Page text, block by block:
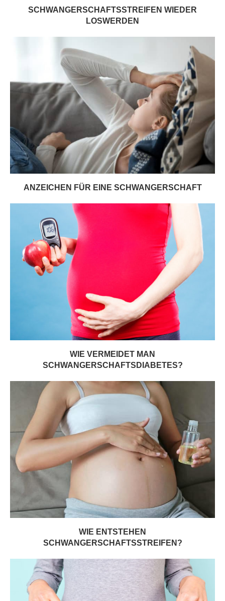
SCHWANGERSCHAFTSSTREIFEN WIEDER
LOSWERDEN
ANZEICHEN FÜR EINE SCHWANGERSCHAFT
WIE VERMEIDET MAN
SCHWANGERSCHAFTSDIABETES?
WIE ENTSTEHEN
SCHWANGERSCHAFTSSTREIFEN?